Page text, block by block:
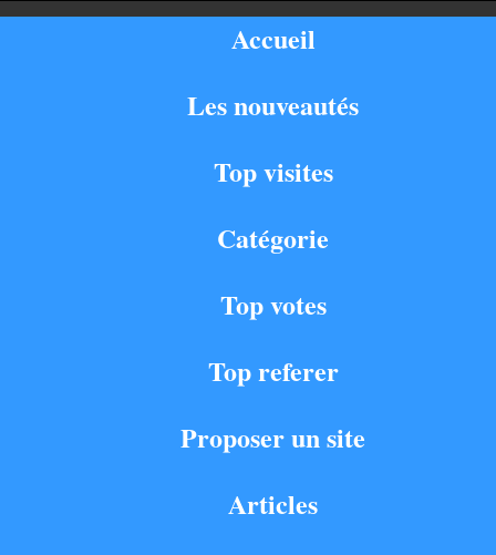
Accueil
Les nouveautés
Top visites
Catégorie
Top votes
Top referer
Proposer un site
Articles